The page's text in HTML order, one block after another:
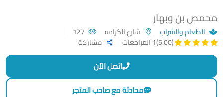
محمص بن وبهار
الطعام والشراب شارع الكرامه
(5.00)
1 المراجعات مشاركة
اتصل الآن
محادثة مع صاحب المتجر